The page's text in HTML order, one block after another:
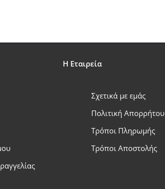
Η Εταιρεία
Σχετικά με εμάς
Πολιτική Απορρήτου
Τρόποι Πληρωμής
Τρόποι Αποστολής